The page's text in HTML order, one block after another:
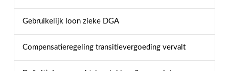
Gebruikelijk loon zieke DGA
Compensatieregeling transitievergoeding vervalt